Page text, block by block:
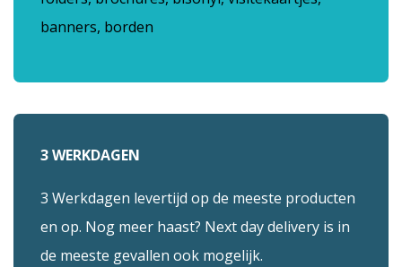
banners, borden
3 WERKDAGEN
3 Werkdagen levertijd op de meeste producten
en op. Nog meer haast? Next day delivery is in
de meeste gevallen ook mogelijk.